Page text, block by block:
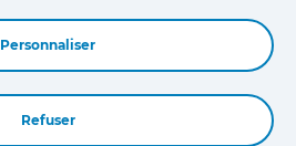
configurer ou refuser leur utilisation.
Personnaliser
Refuser